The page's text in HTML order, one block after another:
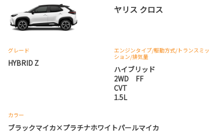
ヤリス クロス
グレード
HYBRID Z
エンジンタイプ/駆動方式/トランスミッ
ション/排気量
ハイブリッド
2WD FF
CVT
1.5L
カラー
ブラックマイカ×プラチナホワイトパールマイカ